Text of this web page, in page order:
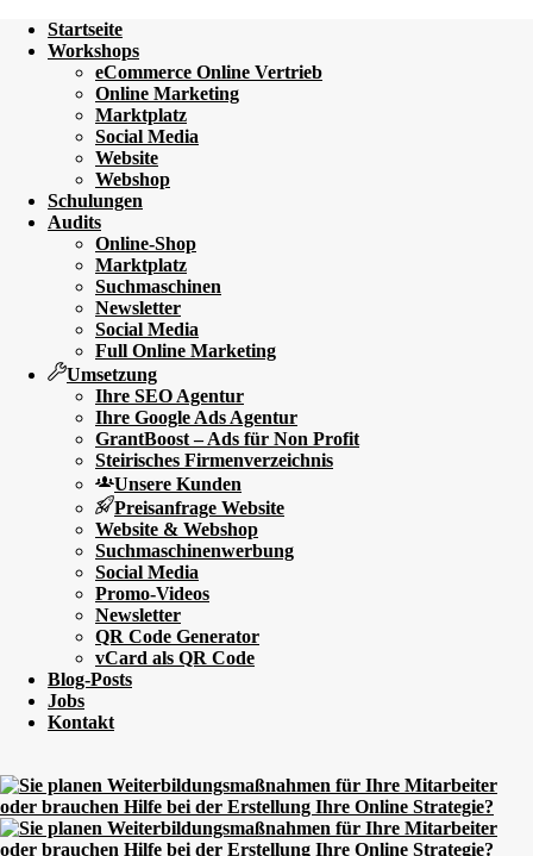
Startseite
Workshops
eCommerce Online Vertrieb
Online Marketing
Marktplatz
Social Media
Website
Webshop
Schulungen
Audits
Online-Shop
Marktplatz
Suchmaschinen
Newsletter
Social Media
Full Online Marketing
Umsetzung
Ihre SEO Agentur
Ihre Google Ads Agentur
GrantBoost – Ads für Non Profit
Steirisches Firmenverzeichnis
Unsere Kunden
Preisanfrage Website
Website & Webshop
Suchmaschinenwerbung
Social Media
Promo-Videos
Newsletter
QR Code Generator
vCard als QR Code
Blog-Posts
Jobs
Kontakt